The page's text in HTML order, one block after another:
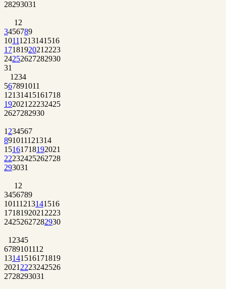
28293031
1 2
3456789
10111213141516
1718192021 2223
24252627282930
31
1 234
567891011
12131415161718
192021 22232425
2627282930
1 234567
891011121314
15161718192021
22232425262728
293031
1 2
3456789
10111213141516
1718192021 2223
24252627282930
1 2345
6789101112
13141516171819
2021 2223242526
2728293031